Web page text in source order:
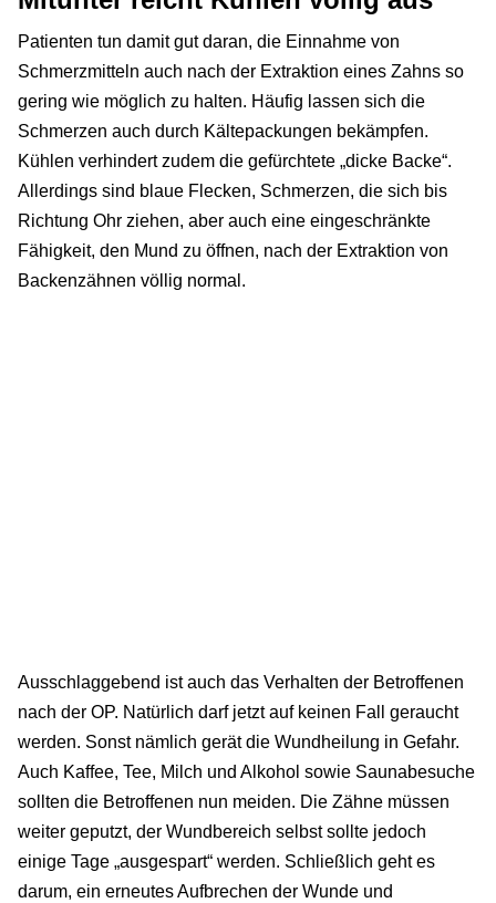
Patienten tun damit gut daran, die Einnahme von
Schmerzmitteln auch nach der Extraktion eines Zahns so
gering wie möglich zu halten. Häufig lassen sich die
Schmerzen auch durch Kältepackungen bekämpfen.
Kühlen verhindert zudem die gefürchtete „dicke Backe“.
Allerdings sind blaue Flecken, Schmerzen, die sich bis
Richtung Ohr ziehen, aber auch eine eingeschränkte
Fähigkeit, den Mund zu öffnen, nach der Extraktion von
Backenzähnen völlig normal.
Ausschlaggebend ist auch das Verhalten der Betroffenen
nach der OP. Natürlich darf jetzt auf keinen Fall geraucht
werden. Sonst nämlich gerät die Wundheilung in Gefahr.
Auch Kaffee, Tee, Milch und Alkohol sowie Saunabesuche
sollten die Betroffenen nun meiden. Die Zähne müssen
weiter geputzt, der Wundbereich selbst sollte jedoch
einige Tage „ausgespart“ werden. Schließlich geht es
darum, ein erneutes Aufbrechen der Wunde und